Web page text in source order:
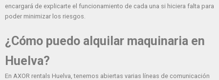
encargará de explicarte el funcionamiento de cada una si hiciera falta para
poder minimizar los riesgos.
¿Cómo puedo alquilar maquinaria en
Huelva?
En AXOR rentals Huelva, tenemos abiertas varias líneas de comunicación